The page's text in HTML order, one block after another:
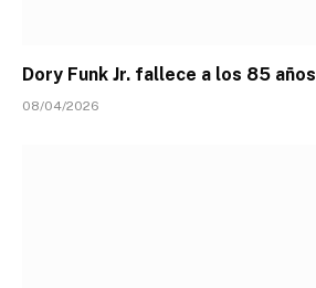
Dory Funk Jr. fallece a los 85 años
08/04/2026